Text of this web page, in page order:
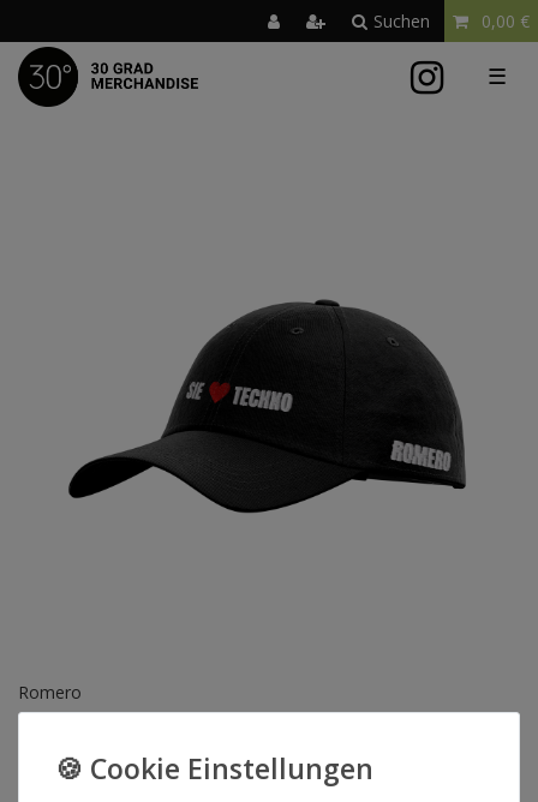
Suchen 0,00 €
☰
Romero
Romero Techno Cap